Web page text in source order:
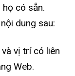
có sẵn.
dung sau:
vị trí có liên
Web.